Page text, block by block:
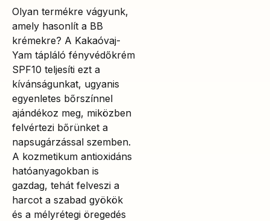
Olyan termékre vágyunk,
amely hasonlít a BB
krémekre? A Kakaóvaj-
Yam tápláló fényvédőkrém
SPF10 teljesíti ezt a
kívánságunkat, ugyanis
egyenletes bőrszínnel
ajándékoz meg, miközben
felvértezi bőrünket a
napsugárzással szemben.
A kozmetikum antioxidáns
hatóanyagokban is
gazdag, tehát felveszi a
harcot a szabad gyökök
és a mélyrétegi öregedés